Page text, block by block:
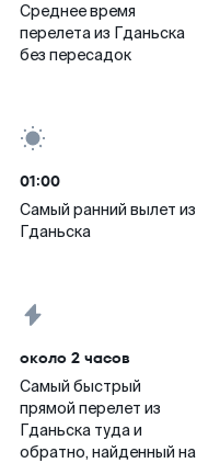
Среднее время
перелета из Гданьска
без пересадок
01:00
Самый ранний вылет из
Гданьска
около 2 часов
Самый быстрый
прямой перелет из
Гданьска туда и
обратно, найденный на